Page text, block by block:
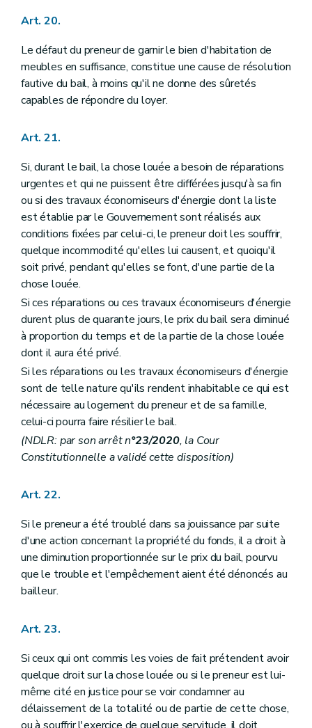
Art. 20.
Le défaut du preneur de garnir le bien d'habitation de
meubles en suffisance, constitue une cause de résolution
fautive du bail, à moins qu'il ne donne des sûretés
capables de répondre du loyer.
Art. 21.
Si, durant le bail, la chose louée a besoin de réparations
urgentes et qui ne puissent être différées jusqu'à sa fin
ou si des travaux économiseurs d'énergie dont la liste
est établie par le Gouvernement sont réalisés aux
conditions fixées par celui-ci, le preneur doit les souffrir,
quelque incommodité qu'elles lui causent, et quoiqu'il
soit privé, pendant qu'elles se font, d'une partie de la
chose louée.
Si ces réparations ou ces travaux économiseurs d'énergie
durent plus de quarante jours, le prix du bail sera diminué
à proportion du temps et de la partie de la chose louée
dont il aura été privé.
Si les réparations ou les travaux économiseurs d'énergie
sont de telle nature qu'ils rendent inhabitable ce qui est
nécessaire au logement du preneur et de sa famille,
celui-ci pourra faire résilier le bail.
(NDLR: par son arrêt n°23/2020, la Cour
Constitutionnelle a validé cette disposition)
Art. 22.
Si le preneur a été troublé dans sa jouissance par suite
d'une action concernant la propriété du fonds, il a droit à
une diminution proportionnée sur le prix du bail, pourvu
que le trouble et l'empêchement aient été dénoncés au
bailleur.
Art. 23.
Si ceux qui ont commis les voies de fait prétendent avoir
quelque droit sur la chose louée ou si le preneur est lui-
même cité en justice pour se voir condamner au
délaissement de la totalité ou de partie de cette chose,